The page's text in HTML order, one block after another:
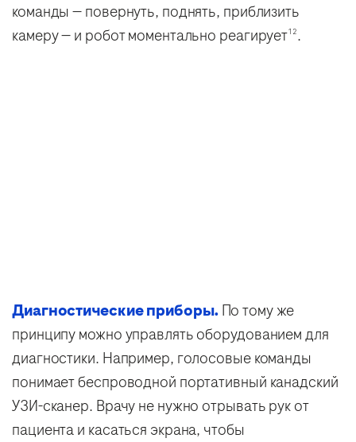
команды — повернуть, поднять, приблизить
камеру — и робот моментально реагирует12.
Диагностические приборы.По тому же
принципу можно управлять оборудованием для
диагностики. Например, голосовые команды
понимает беспроводной портативный канадский
УЗИ-сканер. Врачу не нужно отрывать рук от
пациента и касаться экрана, чтобы